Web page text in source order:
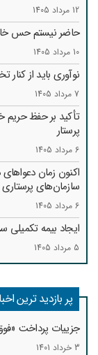
12 مرداد 1405
حاضر نیستم حس
10 مرداد 1405
نوآوری باید از کنار
7 مرداد 1405
تأکید بر حفظ حریم
پرستار
6 مرداد 1405
اکنون زمان
سازمان‌های
6 مرداد 1405
ایجاد بیمه تکمیلی
5 مرداد 1405
پر بازدید ترین
جزییات پرداخت
3 خرداد 1401